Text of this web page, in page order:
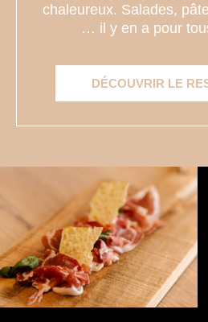
chaleureux. Salades,
… il y en a pour
DÉCOUVRIR LE